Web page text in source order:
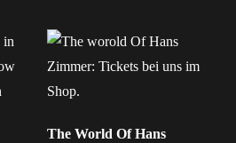
The World Of Hans